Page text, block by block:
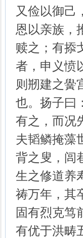
又俭以御己
恩以亲族，
赎之；有掭
者，申义愤
则剏建之黌
也。扬子曰
有之，而况
夫韬鳞掩藻
背之叟，闾
生之修道养
祷万年，其
固有烈克笃
有优于洪畴